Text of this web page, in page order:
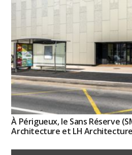
À Périgueux, le Sans Réserve
Architecture et LH Architecture